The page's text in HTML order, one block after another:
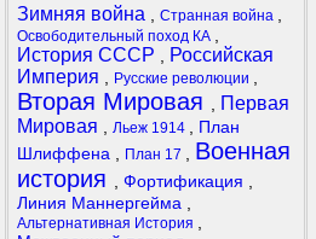
Зимняя война
Странная война
Освободительный поход КА
История СССР
Российская
Империя
Русские революции
Вторая Мировая
Первая
Мировая
Льеж 1914
План
Шлиффена
План 17
Военная
история
Фортификация
Линия Маннергейма
Альтернативная История